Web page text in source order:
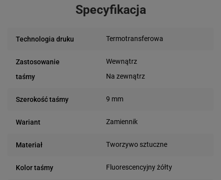
Specyfikacja
Technologia druku Termotransferowa
Zastosowanie
taśmy
Wewnątrz
Na zewnątrz
Szerokość taśmy 9 mm
Wariant Zamiennik
Materiał Tworzywo sztuczne
Kolor taśmy Fluorescencyjny żółty